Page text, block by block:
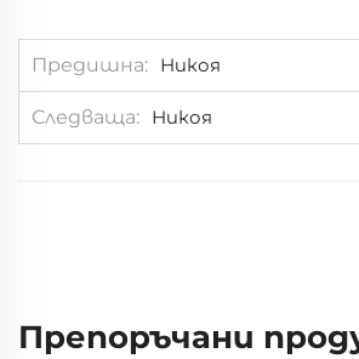
Предишна Никоя
Следваща Никоя
Препоръчани